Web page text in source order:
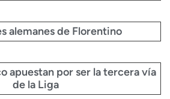
alemanes de Florentino
apuestan por ser la tercera vía
de la Liga